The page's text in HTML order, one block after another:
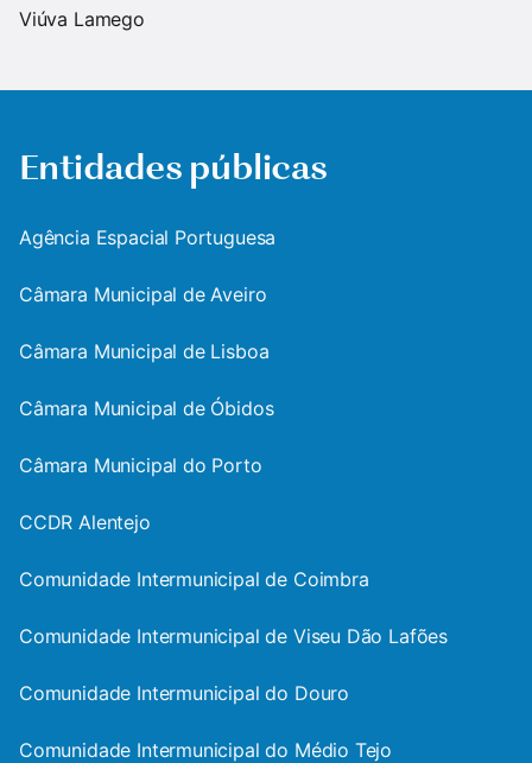
Viúva Lamego
Entidades públicas
Agência Espacial Portuguesa
Câmara Municipal de Aveiro
Câmara Municipal de Lisboa
Câmara Municipal de Óbidos
Câmara Municipal do Porto
CCDR Alentejo
Comunidade Intermunicipal de Coimbra
Comunidade Intermunicipal de Viseu Dão Lafões
Comunidade Intermunicipal do Douro
Comunidade Intermunicipal do Médio Tejo